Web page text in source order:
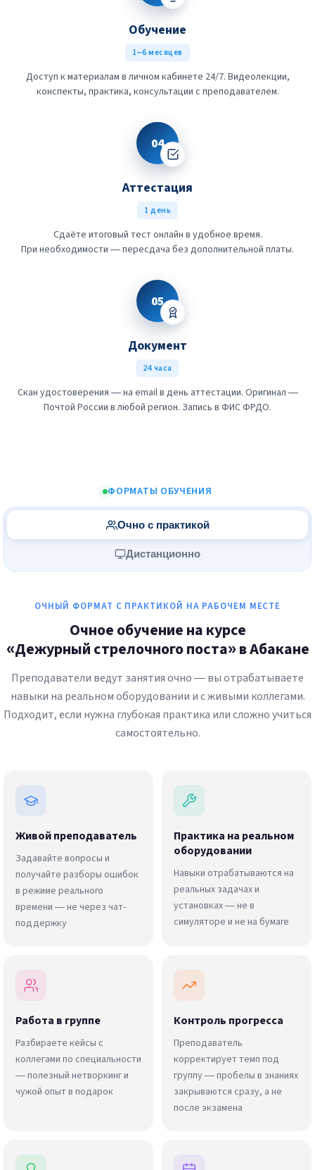
Обучение
1–6 месяцев
Доступ к материалам в личном кабинете 24/7. Видеолекции,
конспекты, практика, консультации с преподавателем.
04
Аттестация
1 день
Сдаёте итоговый тест онлайн в удобное время.
При необходимости — пересдача без дополнительной платы.
05
Документ
24 часа
Скан удостоверения — на email в день аттестации. Оригинал —
Почтой России в любой регион. Запись в ФИС ФРДО.
ФОРМАТЫ ОБУЧЕНИЯ
Очно с практикой
Дистанционно
ОЧНЫЙ ФОРМАТ С ПРАКТИКОЙ НА РАБОЧЕМ МЕСТЕ
Очное обучение на курсе
«Дежурный стрелочного поста» в Абакане
Преподаватели ведут занятия очно — вы отрабатываете
навыки на реальном оборудовании и с живыми коллегами.
Подходит, если нужна глубокая практика или сложно учиться
самостоятельно.
Живой преподаватель
Задавайте вопросы и
получайте разборы ошибок
в режиме реального
времени — не через чат-
поддержку
Практика на реальном
оборудовании
Навыки отрабатываются на
реальных задачах и
установках — не в
симуляторе и не на бумаге
Работа в группе
Разбираете кейсы с
коллегами по специальности
— полезный нетворкинг и
чужой опыт в подарок
Контроль прогресса
Преподаватель
корректирует темп под
группу — пробелы в знаниях
закрываются сразу, а не
после экзамена